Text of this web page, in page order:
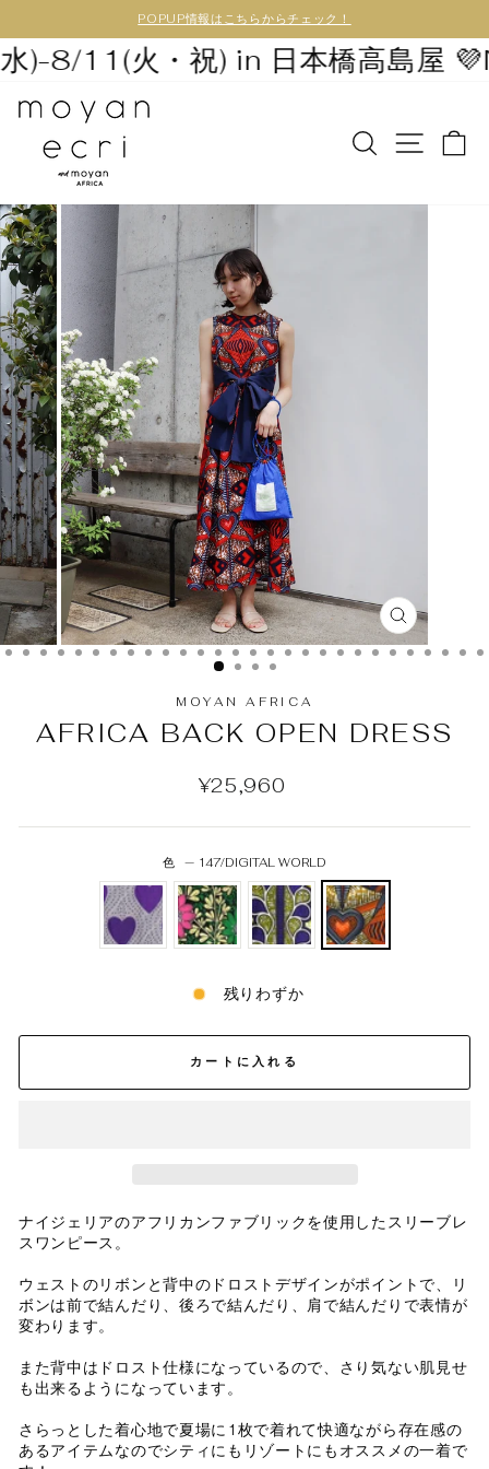
POPUP情報はこちらからチェック！
8/11(火・祝) in 日本橋高島屋 💜
MOYAN AFRICA
AFRICA BACK OPEN DRESS
¥25,960
色— 147/DIGITAL WORLD
残りわずか
カートに入れる
ナイジェリアのアフリカンファブリックを使用したスリーブレ
スワンピース。
ウェストのリボンと背中のドロストデザインがポイントで、リ
ボンは前で結んだり、後ろで結んだり、肩で結んだりで表情が
変わります。
また背中はドロスト仕様になっているので、さり気ない肌見せ
も出来るようになっています。
さらっとした着心地で夏場に1枚で着れて快適ながら存在感の
あるアイテムなのでシティにもリゾートにもオススメの一着で